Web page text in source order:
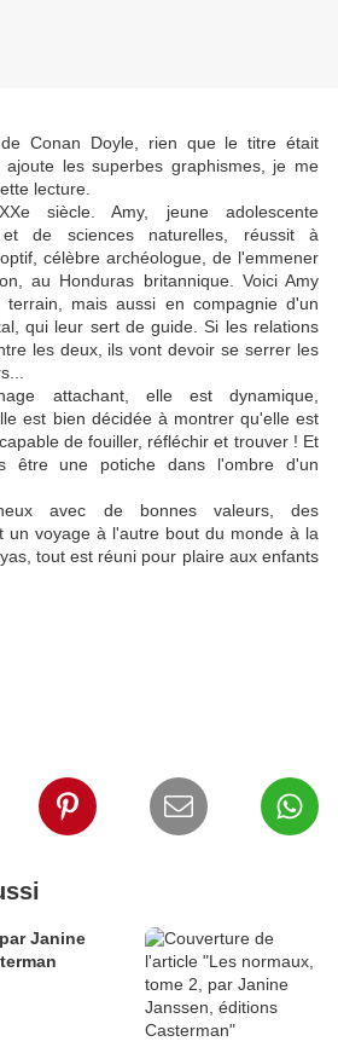
Conan Doyle, rien que le titre était
les superbes graphismes, je me
lecture.
siècle. Amy, jeune adolescente
et de sciences naturelles, réussit à
célèbre archéologue, de l'emmener
au Honduras britannique. Voici Amy
mais aussi en compagnie d'un
qui leur sert de guide. Si les relations
les deux, ils vont devoir se serrer les
attachant, elle est dynamique,
est bien décidée à montrer qu'elle est
de fouiller, réfléchir et trouver ! Et
être une potiche dans l'ombre d'un
avec de bonnes valeurs, des
un voyage à l'autre bout du monde à la
tout est réuni pour plaire aux enfants
Janine